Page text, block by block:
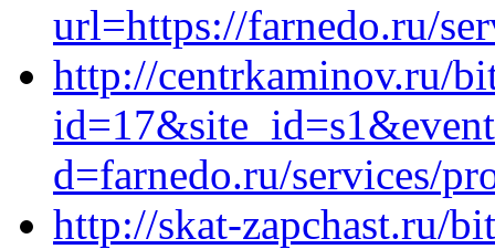
url=https://farnedo.ru/
http://centrkaminov.ru/
d=farnedo.ru/services/
http://skat-zapchast.ru/